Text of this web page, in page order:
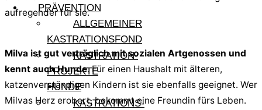
PRÄVENTION
ALLGEMEINER
KASTRATIONSFOND
KASTRATION-
PROJEKTE
HUNDE
KASTRATIONS-
aufregender für sie.
Milva ist gut verträglich mit sozialen Artgenossen und
kennt auch Hunde. Für einen Haushalt mit älteren,
katzenverständigen Kindern ist sie ebenfalls geeignet. Wer
Milvas Herz erobert, bekommt eine Freundin fürs Leben.